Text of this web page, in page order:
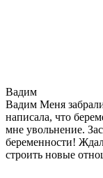
Вадим
Вадим Меня
написала, что
мне увольнение.
беременности!
строить новые